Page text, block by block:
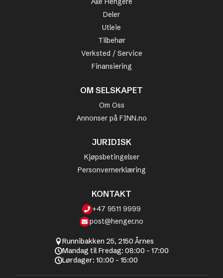
Deler
Utleie
Tilbehør
Verksted / Service
Finansiering
OM SELSKAPET
Om Oss
Annonser på FINN.no
JURIDISK
Kjøpsbetingelser
Personvernerklæring
KONTAKT
+47 9511 9999
post@henger.no
Runnibakken 25, 2150 Årnes
Mandag til Fredag: 08:00 - 17:00
Lørdager: 10:00 - 15:00